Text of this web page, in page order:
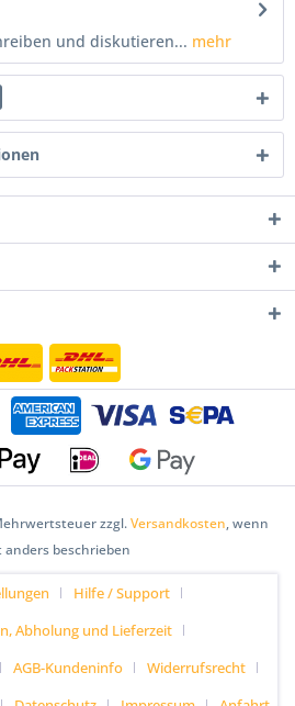
und diskutieren... mehr
zzgl.Versandkosten, wenn
anders beschrieben
Hilfe / Support
Abholung und Lieferzeit
AGB-Kundeninfo
Widerrufsrecht